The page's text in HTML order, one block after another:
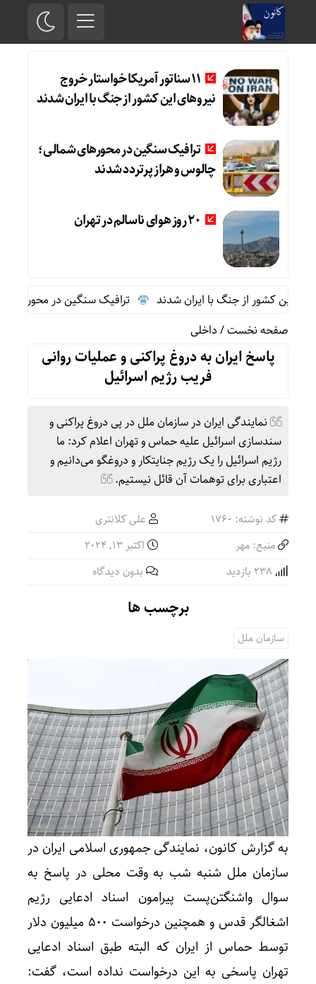
11 سناتور آمریکا خواستار خروج
نیروهای این کشور از جنگ با ایران شدند
ترافیک سنگین در محورهای شمالی؛
چالوس و هراز پرتردد شدند
20 روز هوای ناسالم در تهران
ترافیک سنگین در محورهای
صفحه نخست/داخلی
پاسخ ایران به دروغ پراکنی و عملیات روانی
فریب رژیم اسرائیل
نمایندگی ایران در سازمان ملل در پی دروغ پراکنی و
سندسازی اسرائیل علیه حماس و تهران اعلام کرد: ما
رژیم اسرائیل را یک رژیم جنایتکار و دروغگو می‌دانیم و
اعتباری برای توهمات آن قائل نیستیم.
کد نوشته: 1760
علی کلانتری
منبع: مهر
اکتبر 13, 2024
بدون دیدگاه
برچسب ها
سازمان ملل
به گزارش کانون، نمایندگی جمهوری اسلامی ایران در
سازمان ملل شنبه شب به وقت محلی در پاسخ به
سوال واشنگتن‌پست پیرامون اسناد ادعایی رژیم
اشغالگر قدس و همچنین درخواست ۵۰۰ میلیون دلار
توسط حماس از ایران که البته طبق اسناد ادعایی
تهران پاسخی به این درخواست نداده است، گفت: